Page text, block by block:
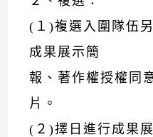
(１)複選入圍隊伍
成果展示簡
報、著作權授權同
片。
(２)擇日進行成果